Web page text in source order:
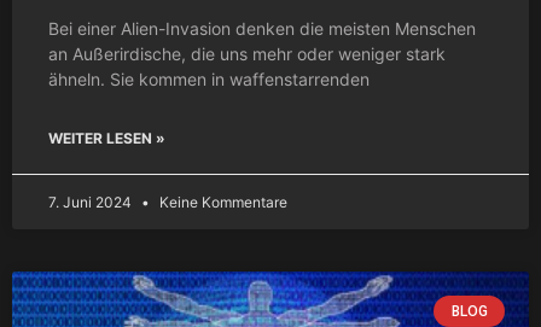
Bei einer Alien-Invasion denken die meisten Menschen
an Außerirdische, die uns mehr oder weniger stark
ähneln. Sie kommen in waffenstarrenden
WEITER LESEN »
7. Juni 2024 Keine Kommentare
BLOG